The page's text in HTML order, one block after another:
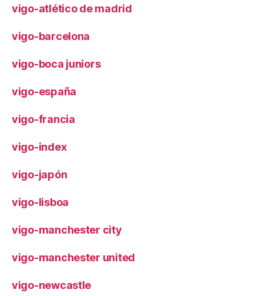
vigo-atlético de madrid
vigo-barcelona
vigo-boca juniors
vigo-españa
vigo-francia
vigo-index
vigo-japón
vigo-lisboa
vigo-manchester city
vigo-manchester united
vigo-newcastle